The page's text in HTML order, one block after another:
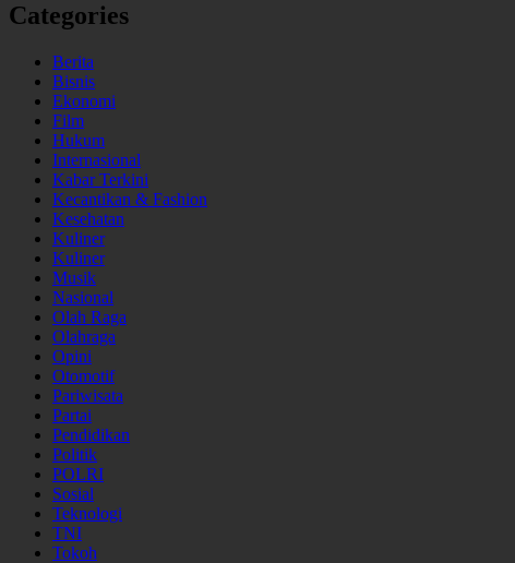
Categories
Berita
Bisnis
Ekonomi
Film
Hukum
Internasional
Kabar Terkini
Kecantikan & Fashion
Kesehatan
Kuliner
Kuliner
Musik
Nasional
Olah Raga
Olahraga
Opini
Otomotif
Pariwisata
Partai
Pendidikan
Politik
POLRI
Sosial
Teknologi
TNI
Tokoh